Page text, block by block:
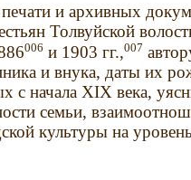
и архивных
Толвуйской
006 и 1903 гг.,007
и внука, даты их
с начала XIX века,
семьи,
культуры на